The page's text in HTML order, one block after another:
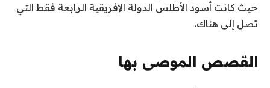
حيث كانت أسود الأطلس الدولة الإفريقية الرابعة فقط التي
تصل إلى هناك.
القصص الموصى بها